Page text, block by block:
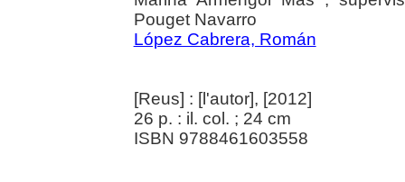
Pouget Navarro
López Cabrera, Román
[Reus] : [l'autor], [2012]
26 p. : il. col. ; 24 cm
ISBN 9788461603558